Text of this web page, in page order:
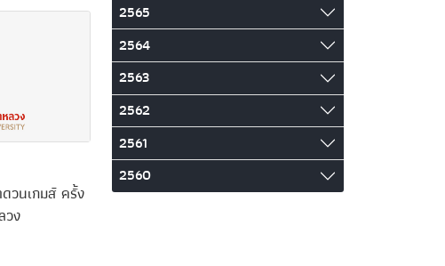
วนเกมส์ ครั้ง
วง
2565
2564
2563
2562
2561
2560